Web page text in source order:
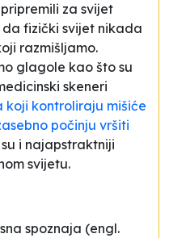
za svijet
fizički svijet nikada
razmišljamo.
glagole kao što su
skeneri
koji kontroliraju mišiće
počinju vršiti
su i najapstraktniji
svijetu.
spoznaja (engl.